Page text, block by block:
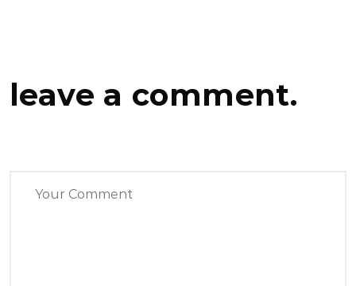
leave a comment.